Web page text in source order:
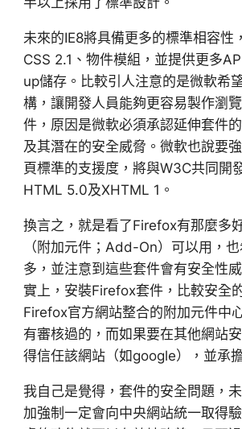
未來的IE8將具備更多的標準相容性
CSS 2.1、物件模組，並提供更多
up儲存。比較引人注意的是微軟希
構，讓開發人員能夠更容易製作瀏
件，原因是微軟必須承認延伸套件
及其潛在的安全威脅。微軟也說要
頁標準的支援度，將與W3C共同開
HTML 5.0及XHTML 1。
換言之，就是看了Firefox有那麼多
（附加元件；Add-On）可以用，
多，並注意到這些套件會有安全性
實上，安裝Firefox套件，比較安全
Firefox官方網站整合的附加元件中
有審核過的，而如果要在其他網站
得信任該網站（如google），並承
我自己是覺得，套件的安全問題，
加強制一定會向中央網站統一取得